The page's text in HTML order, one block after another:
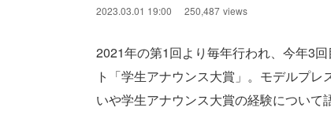
2023.03.01 19:00 250,487 views
2021年の第1回より毎年行われ、今年3
ト「学生アナウンス大賞」。モデルプ
いや学生アナウンス大賞の経験について